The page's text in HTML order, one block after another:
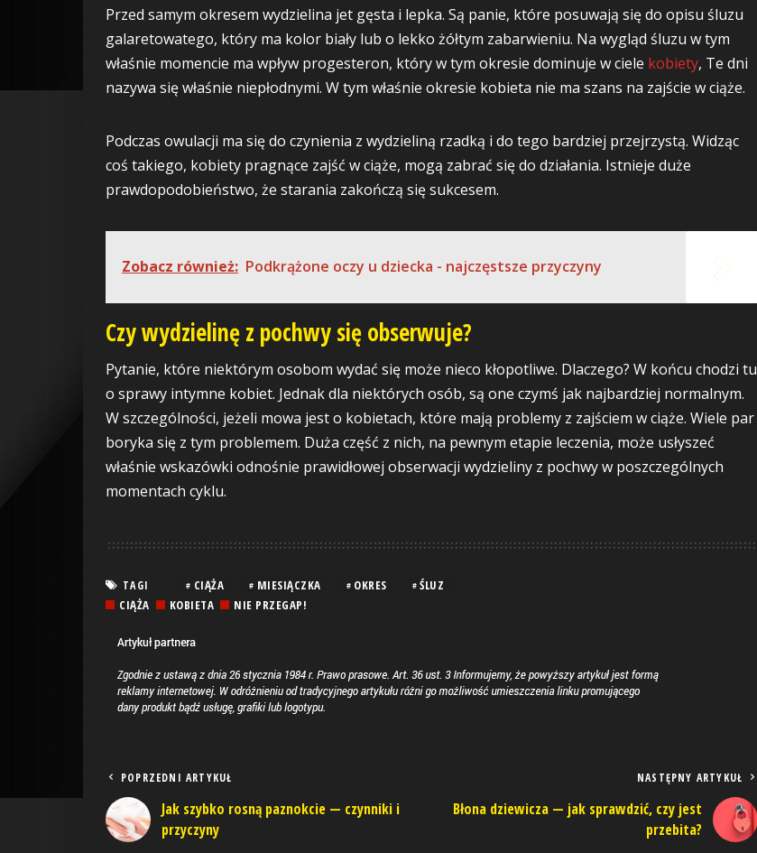
Przed samym okresem wydzielina jet gęsta i lepka. Są panie, które posuwają się do opisu śluzu
galaretowatego, który ma kolor biały lub o lekko żółtym zabarwieniu. Na wygląd śluzu w tym
właśnie momencie ma wpływ progesteron, który w tym okresie dominuje w ciele kobiety, Te dni
nazywa się właśnie niepłodnymi. W tym właśnie okresie kobieta nie ma szans na zajście w ciąże.
Podczas owulacji ma się do czynienia z wydzieliną rzadką i do tego bardziej przejrzystą. Widząc
coś takiego, kobiety pragnące zajść w ciąże, mogą zabrać się do działania. Istnieje duże
prawdopodobieństwo, że starania zakończą się sukcesem.
Zobacz również: Podkrążone oczy u dziecka - najczęstsze przyczyny
Czy wydzielinę z pochwy się obserwuje?
Pytanie, które niektórym osobom wydać się może nieco kłopotliwe. Dlaczego? W końcu chodzi tu
o sprawy intymne kobiet. Jednak dla niektórych osób, są one czymś jak najbardziej normalnym.
W szczególności, jeżeli mowa jest o kobietach, które mają problemy z zajściem w ciąże. Wiele par
boryka się z tym problemem. Duża część z nich, na pewnym etapie leczenia, może usłyszeć
właśnie wskazówki odnośnie prawidłowej obserwacji wydzieliny z pochwy w poszczególnych
momentach cyklu.
TAGI CIĄŻA MIESIĄCZKA OKRES
ŚLUZ
CIĄŻA
KOBIETA NIE PRZEGAP!
POPRZEDNI ARTYKUŁ
Jak szybko rosną paznokcie — czynniki i
przyczyny
NASTĘPNY ARTYKUŁ
Błona dziewicza — jak sprawdzić, czy jest
przebita?